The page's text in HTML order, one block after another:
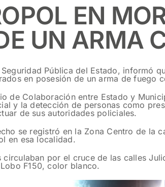
EN
UN ARMA
Pública del Estado, informó
en posesión de un arma de fuego
de Colaboración entre Estado y
y la detección de personas como
de sus autoridades policiales.
se registró en la Zona Centro de
en esa localidad.
por el cruce de las calles
F150, color blanco.